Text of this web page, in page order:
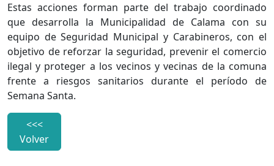
Estas acciones forman parte del trabajo coordinado
que desarrolla la Municipalidad de Calama con su
equipo de Seguridad Municipal y Carabineros, con el
objetivo de reforzar la seguridad, prevenir el comercio
ilegal y proteger a los vecinos y vecinas de la comuna
frente a riesgos sanitarios durante el período de
Semana Santa.
<<<
Volver